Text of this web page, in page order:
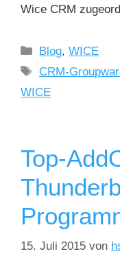
Wice CRM
Blog,WICE
CRM-
WICE
Top-
15. Juli 2015 von